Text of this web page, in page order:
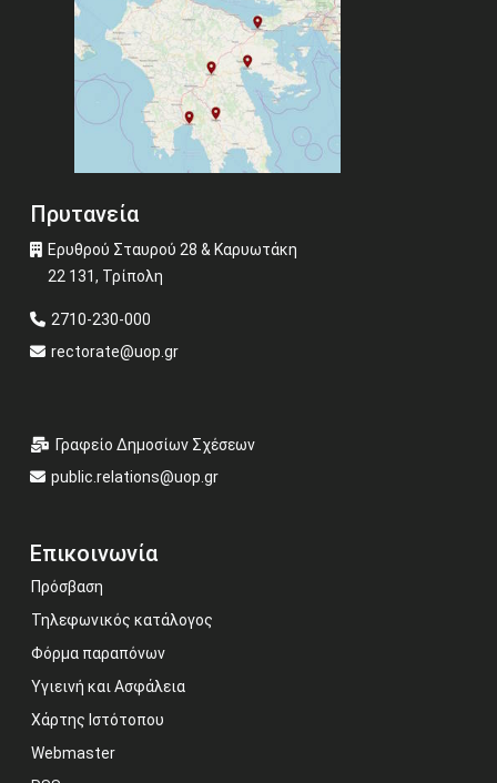
Πρυτανεία
Ερυθρού Σταυρού 28 & Καρυωτάκη
22 131, Τρίπολη
2710-230-000
rectorate@uop.gr
Γραφείο Δημοσίων Σχέσεων
public.relations@uop.gr
Επικοινωνία
Πρόσβαση
Τηλεφωνικός κατάλογος
Φόρμα παραπόνων
Υγιεινή και Ασφάλεια
Χάρτης Ιστότοπου
Webmaster